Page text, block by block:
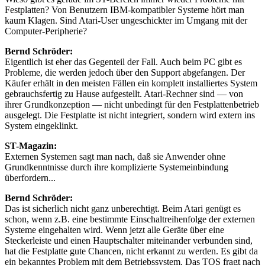
Festplatten? Von Benutzern IBM-kompatibler Systeme hört man
kaum Klagen. Sind Atari-User ungeschickter im Umgang mit der
Computer-Peripherie?
Bernd Schröder:
Eigentlich ist eher das Gegenteil der Fall. Auch beim PC gibt es
Probleme, die werden jedoch über den Support abgefangen. Der
Käufer erhält in den meisten Fällen ein komplett installiertes System
gebrauchsfertig zu Hause aufgestellt. Atari-Rechner sind — von
ihrer Grundkonzeption — nicht unbedingt für den Festplattenbetrieb
ausgelegt. Die Festplatte ist nicht integriert, sondern wird extern ins
System eingeklinkt.
ST-Magazin:
Externen Systemen sagt man nach, daß sie Anwender ohne
Grundkenntnisse durch ihre komplizierte Systemeinbindung
überfordern...
Bernd Schröder:
Das ist sicherlich nicht ganz unberechtigt. Beim Atari genügt es
schon, wenn z.B. eine bestimmte Einschaltreihenfolge der externen
Systeme eingehalten wird. Wenn jetzt alle Geräte über eine
Steckerleiste und einen Hauptschalter miteinander verbunden sind,
hat die Festplatte gute Chancen, nicht erkannt zu werden. Es gibt da
ein bekanntes Problem mit dem Betriebssystem. Das TOS fragt nach